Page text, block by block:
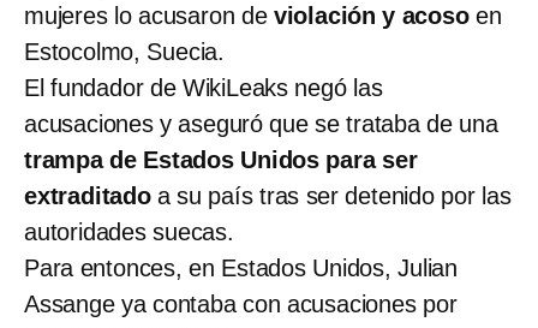
mujeres lo acusaron de violación y acosoen
Estocolmo, Suecia.
El fundador de WikiLeaks negó las
acusaciones y aseguró que se trataba de una
trampa de Estados Unidos para ser
extraditadoa su país tras ser detenido por las
autoridades suecas.
Para entonces, en Estados Unidos, Julian
Assange ya contaba con acusaciones por